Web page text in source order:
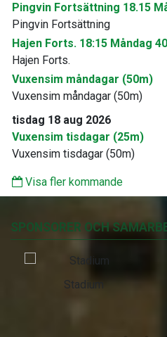
Pingvin Fortsättning 18.15
Pingvin Fortsättning
Hajen Forts. 18:15 Måndag
Hajen Forts.
Vuxensim måndagar (50m)
Vuxensim måndagar (50m)
tisdag 18 aug 2026
Vuxensim tisdagar (25m)
Vuxensim tisdagar (50m)
Visa fler kommande
SPONSORER OCH
Stadium